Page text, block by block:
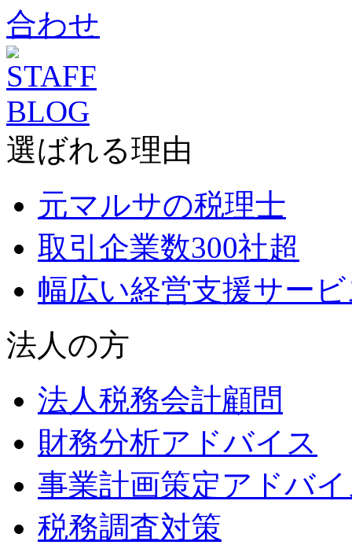
選ばれる理由
元マルサの税理士
取引企業数300社超
幅広い経営支援サー
法人の方
法人税務会計顧問
財務分析アドバイス
事業計画策定アドバ
税務調査対策